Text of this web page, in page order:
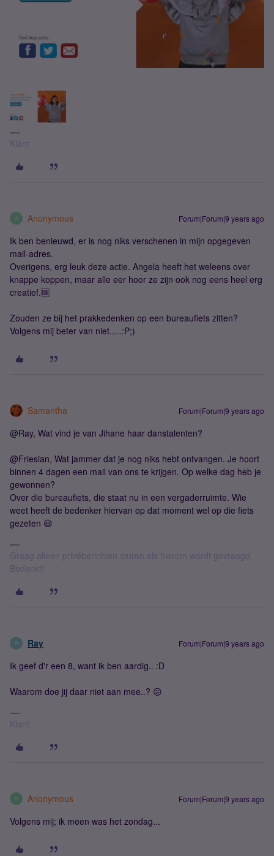
Klant
A Anonymous Forum|Forum|9 years ago
Ik ben benieuwd, er is nog niks verschenen in mijn opgegeven
mail-adres.
Overigens, erg leuk deze actie. Angela heeft het weleens over
knappe koppen, maar alle eer hoor ze zijn ook nog eens heel erg
creatief.🆒
Zouden ze bij het prakkedenken op een bureaufiets zitten?
Volgens mij beter van niet.....:P;)
Samantha Forum|Forum|9 years ago
@Ray, Wat vind je van Jihane haar danstalenten?
@Friesian, Wat jammer dat je nog niks hebt ontvangen. Je hoort
binnen 4 dagen een mail van ons te krijgen. Op welke dag heb je
gewonnen?
Over die bureaufiets, die staat nu in een vergaderruimte. Wie
weet heeft de bedenker hiervan op dat moment wel op die fiets
gezeten 😃
Graag alleen privéberichten sturen als hierom wordt gevraagd.
Bedankt!
R Ray Forum|Forum|9 years ago
Ik geef d'r een 8, want ik ben aardig.. :D
Waarom doe jij daar niet aan mee..? 😛
Klant
A Anonymous Forum|Forum|9 years ago
Volgens mij; ik meen was het zondag...